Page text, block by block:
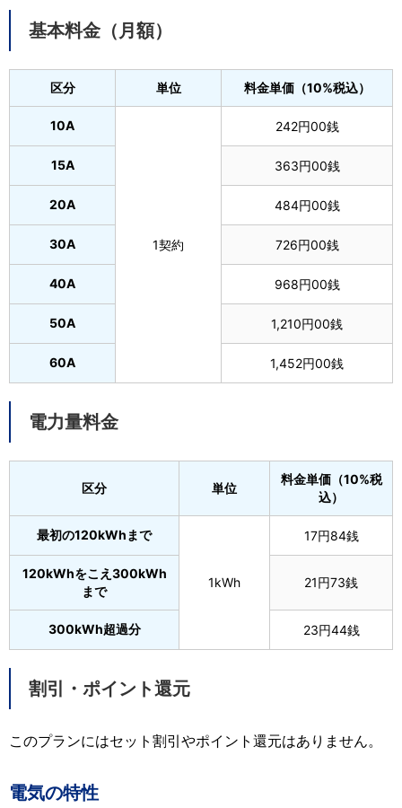
基本料金（月額）
区分 単位 料金単価（10%税込）
10A
1契約
242円00銭
15A 363円00銭
20A 484円00銭
30A 726円00銭
40A 968円00銭
50A 1,210円00銭
60A 1,452円00銭
電力量料金
区分 単位
料金単価（10%税
込）
最初の120kWhまで
1kWh
17円84銭
120kWhをこえ300kWh
まで
21円73銭
300kWh超過分 23円44銭
割引・ポイント還元
このプランにはセット割引やポイント還元はありません。
電気の特性